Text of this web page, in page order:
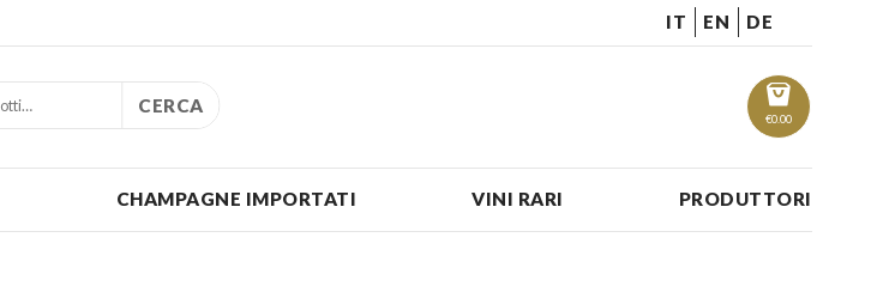
IT EN DE
€0.00
CERCA
CHAMPAGNE IMPORTATI VINI RARI PRODUTTORI